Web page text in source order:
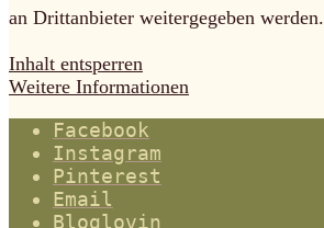
an Drittanbieter weitergegeben werden.
Inhalt entsperren
Weitere Informationen
Facebook
Instagram
Pinterest
Email
Bloglovin